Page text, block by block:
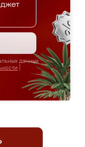
данных